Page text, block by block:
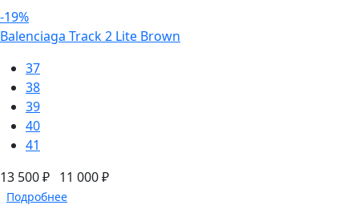
-19%
Balenciaga Track 2 Lite Brown
37
38
39
40
41
13 500 ₽ 11 000 ₽
Подробнее